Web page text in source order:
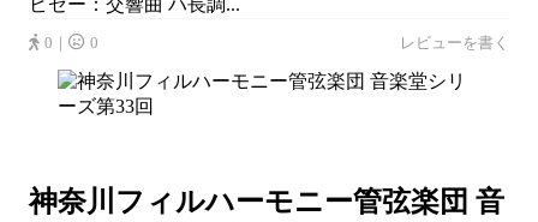
ビゼー：交響曲 ハ長調...
0｜ 0 レビューを書く
神奈川フィルハーモニー管弦楽団 音